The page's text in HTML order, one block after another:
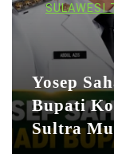
SULAWESI
Yosep
Bupati
Sultra